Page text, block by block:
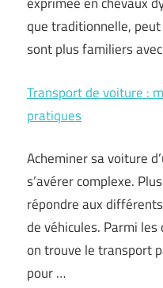
que traditionnelle,
sont plus familiers
Transport de voiture :
pratiques
Acheminer sa voiture
s’avérer complexe.
répondre aux
de véhicules. Parmi
on trouve le transport
pour …